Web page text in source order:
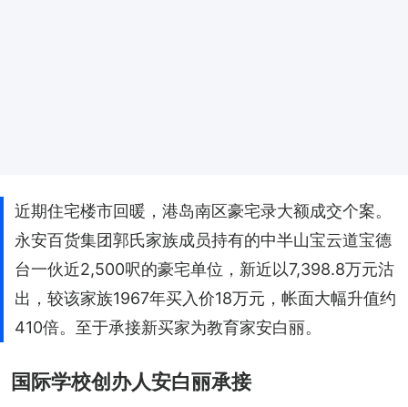
近期住宅楼市回暖，港岛南区豪宅录大额成交个案。
永安百货集团郭氏家族成员持有的中半山宝云道宝德
台一伙近2,500呎的豪宅单位，新近以7,398.8万元沽
出，较该家族1967年买入价18万元，帐面大幅升值约
410倍。至于承接新买家为教育家安白丽。
国际学校创办人安白丽承接